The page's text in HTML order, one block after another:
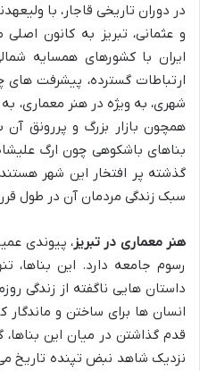
در دوران تاریخی قاجار، با
و عثمانی، تبریز به کانون
ایران با کشورهای همسایه
ارتباطات گسترده، پیشرفت های
شهری، به ویژه در هنر معماری، به
همچون بازار بزرگ و پررونق آن
بناهای باشکوهی چون ارگ
گذشته پر افتخار این شهر
سبک زندگی مردمان آن در طول
هنر معماری در تبریز، پیوندی
رسوم جامعه دارد. این بناها،
داستان هایی ناگفته از زندگی
انسان ها برای ساختن و
قدم گذاشتن در میان این
نزدیک شاهد نبض تپنده تاریخ